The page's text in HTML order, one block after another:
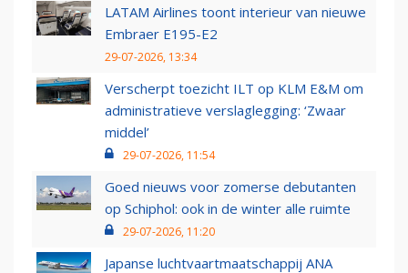
LATAM Airlines toont interieur van nieuwe
Embraer E195-E2
29-07-2026, 13:34
Verscherpt toezicht ILT op KLM E&M om
administratieve verslaglegging: ‘Zwaar
middel’
29-07-2026, 11:54
Goed nieuws voor zomerse debutanten
op Schiphol: ook in de winter alle ruimte
29-07-2026, 11:20
Japanse luchtvaartmaatschappij ANA